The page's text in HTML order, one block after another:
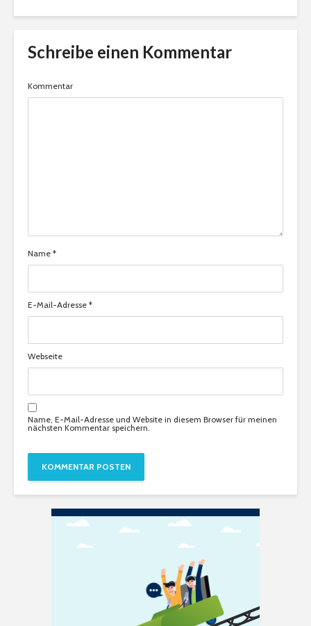
Schreibe einen Kommentar
Kommentar
Name *
E-Mail-Adresse *
Webseite
Name, E-Mail-Adresse und Website in diesem Browser für meinen
nächsten Kommentar speichern.